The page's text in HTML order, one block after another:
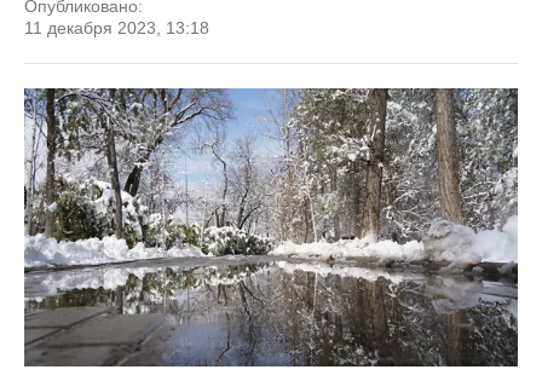
Опубликовано:
11 декабря 2023, 13:18